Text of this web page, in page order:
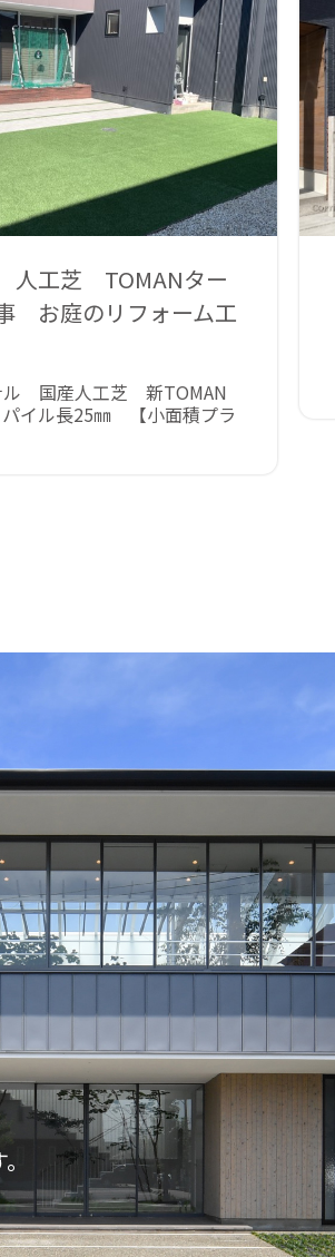
人工芝 TOMANター
お庭のリフォーム工
ル 国産人工芝 新TOMAN
イル長25㎜ 【小面積プラ